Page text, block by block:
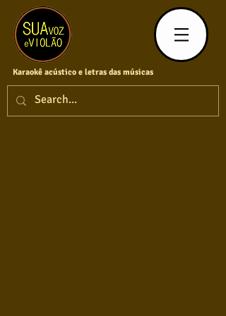
Karaokê acústico e letras das músicas